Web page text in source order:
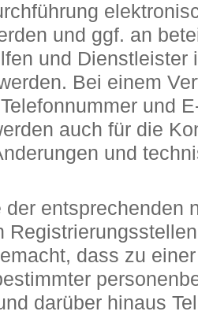
und ggf. an
und Dienstleister
Bei einem
und
auch für die
und
der entsprechenden
dass zu
darüber hinaus